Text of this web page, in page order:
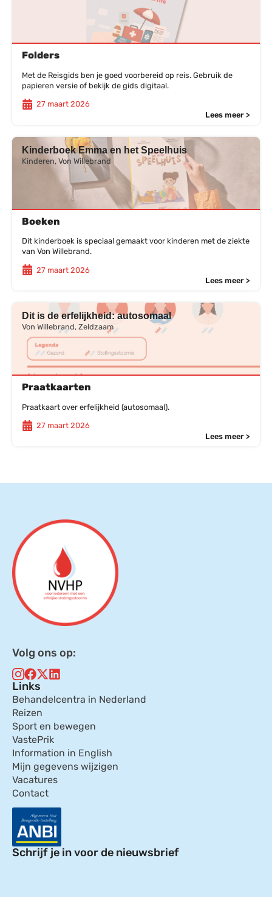
Folders
Met de Reisgids ben je goed voorbereid op reis. Gebruik de
papieren versie of bekijk de gids digitaal.
27 maart 2026
Lees meer >
Kinderboek Emma en het Speelhuis
Kinderen, Von Willebrand
Boeken
Dit kinderboek is speciaal gemaakt voor kinderen met de ziekte
van Von Willebrand.
27 maart 2026
Lees meer >
Dit is de erfelijkheid: autosomaal
Von Willebrand, Zeldzaam
Praatkaarten
Praatkaart over erfelijkheid (autosomaal).
27 maart 2026
Lees meer >
Volg ons op:
Links
Behandelcentra in Nederland
Reizen
Sport en bewegen
VastePrik
Information in English
Mijn gegevens wijzigen
Vacatures
Contact
Schrijf je in voor de nieuwsbrief